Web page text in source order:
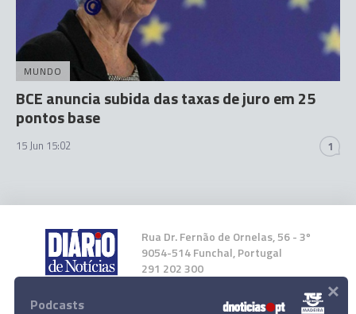
MUNDO
BCE anuncia subida das taxas de juro em 25
pontos base
15 Jun 15:02 1
Rua Dr. Fernão de Ornelas, 56 - 3º
9054-514 Funchal, Portugal
291 202 300
Instale a nossa App
Podcasts ×